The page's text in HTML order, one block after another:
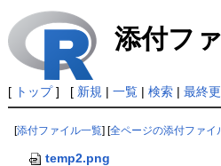
添付フ
[ トップ] [ 新規 | 一覧| 検索| 最終
[添付ファイル一覧 ] [全ページの添付ファイ
temp2.png